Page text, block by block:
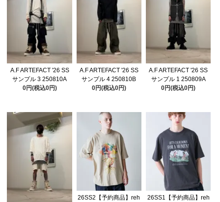
A.F ARTEFACT '26 SS
サンプル 3 250810A
0円(税込0円)
A.F ARTEFACT '26 SS
サンプル 4 250810B
0円(税込0円)
A.F ARTEFACT '26 SS
サンプル 1 250809A
0円(税込0円)
26SS2【予約商品】reh
26SS1【予約商品】reh